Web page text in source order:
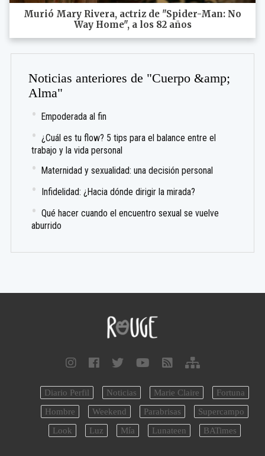
Murió Mary Rivera, actriz de "Spider-Man: No
Way Home", a los 82 años
Noticias anteriores de "Cuerpo &amp;
Alma"
Empoderada al fin
¿Cuál es tu flow? 5 tips para el balance entre el
trabajo y la vida personal
Maternidad y sexualidad: una decisión personal
Infidelidad: ¿Hacia dónde dirigir la mirada?
Qué hacer cuando el encuentro sexual se vuelve
aburrido
Diario Perfil Noticias Marie Claire
Fortuna
Hombre
Weekend Parabrisas
Supercampo
Look
Luz Mía Lunateen BATimes